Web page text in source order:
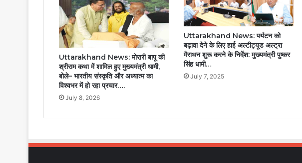
Uttarakhand News: मोरारी बापू की
श्रीराम कथा में शामिल हुए मुख्यमंत्री धामी,
बोले– भारतीय संस्कृति और अध्यात्म का
विश्वभर में हो रहा प्रचार….
July 8, 2026
Uttarakhand News: पर्यटन को
बढ़ावा देने के लिए हाई अल्टीट्यूड अल्ट्रा
मैराथन शुरू करने के निर्देश: मुख्यमंत्री पुष्कर
सिंह धामी…
July 7, 2025